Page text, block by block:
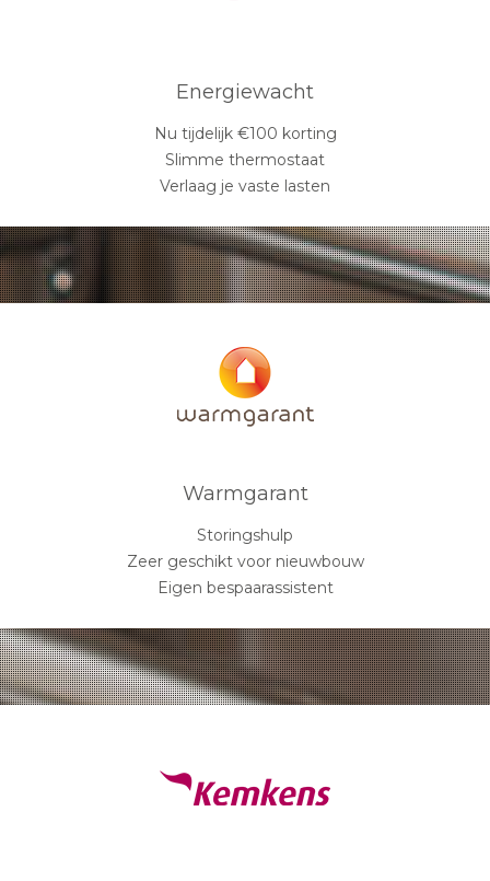
Energiewacht
Nu tijdelijk €100 korting
Slimme thermostaat
Verlaag je vaste lasten
Warmgarant
Storingshulp
Zeer geschikt voor nieuwbouw
Eigen bespaarassistent